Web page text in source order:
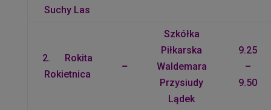
Suchy Las
2. Rokita
Rokietnica
–
Szkółka
Piłkarska
Waldemara
Przysiudy
Lądek
9.25
–
9.50